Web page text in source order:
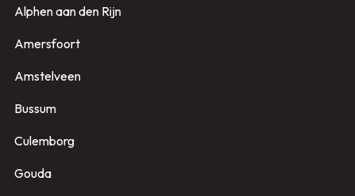
Alphen aan den Rijn
Amersfoort
Amstelveen
Bussum
Culemborg
Gouda